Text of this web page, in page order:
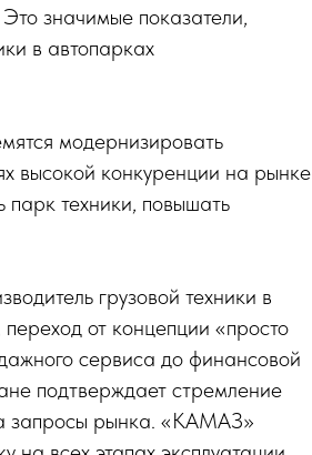
значимые показатели,
в автопарках
модернизировать
высокой конкуренции на рынке
парк техники, повышать
грузовой техники в
от концепции «просто
сервиса до финансовой
подтверждает стремление
запросы рынка. «КАМАЗ»